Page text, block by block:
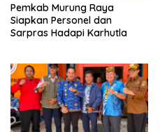
Pemkab Murung Raya
Siapkan Personel dan
Sarpras Hadapi Karhutla